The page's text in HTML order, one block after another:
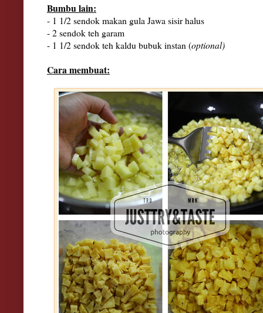
Bumbu lain:
- 1 1/2 sendok makan gula Jawa sisir halus
- 2 sendok teh garam
- 1 1/2 sendok teh kaldu bubuk instan (optional)
Cara membuat: